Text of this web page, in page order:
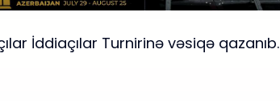
İddiaçılar Turnirinə vəsiqə qazanıb.